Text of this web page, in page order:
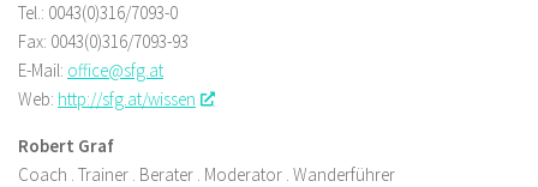
Tel.: 0043(0)316/7093-0
Fax: 0043(0)316/7093-93
E-Mail: office@sfg.at
Web: http://sfg.at/wissen
Robert Graf
Coach . Trainer . Berater . Moderator . Wanderführer